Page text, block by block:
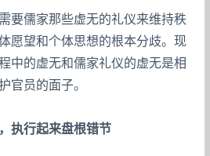
要儒家那些虚无的礼仪来维持秩
愿望和个体思想的根本分歧。现
中的虚无和儒家礼仪的虚无是相
官员的面子。
执行起来盘根错节